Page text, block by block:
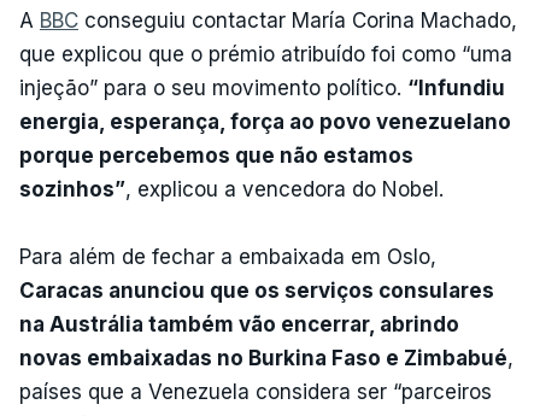
A BBC conseguiu contactar María Corina Machado,
que explicou que o prémio atribuído foi como “uma
injeção” para o seu movimento político. “Infundiu
energia, esperança, força ao povo venezuelano
porque percebemos que não estamos
sozinhos”, explicou a vencedora do Nobel.
Para além de fechar a embaixada em Oslo,
Caracas anunciou que os serviços consulares
na Austrália também vão encerrar, abrindo
novas embaixadas no Burkina Faso e Zimbabué,
países que a Venezuela considera ser “parceiros